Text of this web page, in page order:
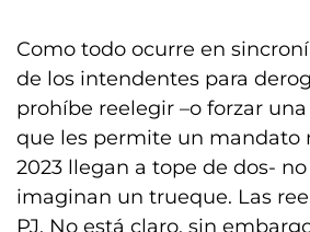
Como todo ocurre en
de los intendentes para
prohíbe reelegir –o forzar
que les permite un mandato
2023 llegan a tope de dos-
imaginan un trueque. Las
PJ. No está claro, sin